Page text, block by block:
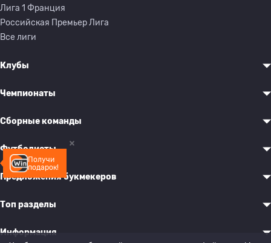
Получи
подарок!
Лига 1 Франция
Российская Премьер Лига
Все лиги
Клубы
Чемпионаты
Сборные команды
Футболисты
Предложения букмекеров
Топ разделы
Информация